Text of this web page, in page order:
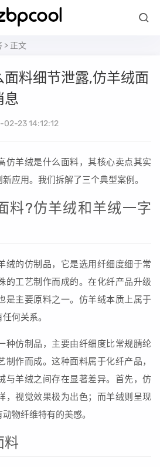
> 正文
料细节泄露,仿羊绒面
息
02-23 14:12:12
仿羊绒是什么面料，其核心卖点其实
应用。我们拆解了三个典型案例。
料?仿羊绒和羊绒一字
绒的仿制品，它是选用纤细度细于常
的工艺制作而成的。在化纤产品升级
是主要原料之一。仿羊绒本质上属于
何关系。
种仿制品，主要由纤细度比常规腈纶
制作而成。这种面料属于化纤产品，
与羊绒之间存在显著差异。首先，仿
，视觉效果极为出色；而羊绒则呈现
物纤维特有的美感。
料